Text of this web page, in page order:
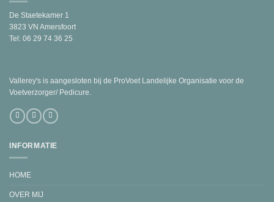
De Staetekamer 1
3823 VN Amersfoort
Tel: 06 29 74 36 25
Vallerey's is aangesloten bij de ProVoet Landelijke Organisatie voor de
Voetverzorger/ Pedicure.
INFORMATIE
HOME
OVER MIJ